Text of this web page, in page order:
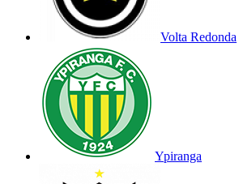
Volta Redonda
Ypiranga